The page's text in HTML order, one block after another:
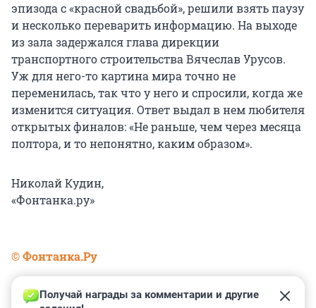
эпизода с «красной свадьбой», решили взять паузу
и несколько переварить информацию. На выходе
из зала задержался глава дирекции
транспортного строительства Вячеслав Урусов.
Уж для него-то картина мира точно не
переменилась, так что у него и спросили, когда же
изменится ситуация. Ответ выдал в нем любителя
открытых финалов: «Не раньше, чем через месяца
полтора, и то непонятно, каким образом».
Николай Кудин,
«Фонтанка.ру»
© Фонтанка.Ру
Получай награды за комментарии и другие